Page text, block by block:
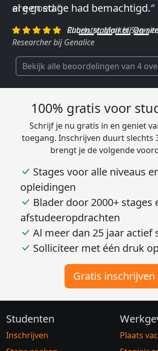
erg goed.″
Charlotte, Market
Researcher bij Genalice
Bekijk alle beoordelingen van 4
100% gratis voor
Schrijf je nu gratis in en geniet
toegang. Inschrijven duurt slechts
brengt je de volgende
Stages voor alle niveaus
opleidingen
Blader door 2000+ stages
afstudeeropdrachten
Al meer dan 25 jaar actief
Solliciteer met één druk
Gratis inschrijven
Studenten
Inschrijven
Plaats